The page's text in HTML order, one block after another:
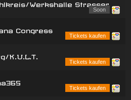
Werkshalle Strasser
Soon
Congress
Tickets kaufen
K.U.L.T.
Tickets kaufen
Tickets kaufen